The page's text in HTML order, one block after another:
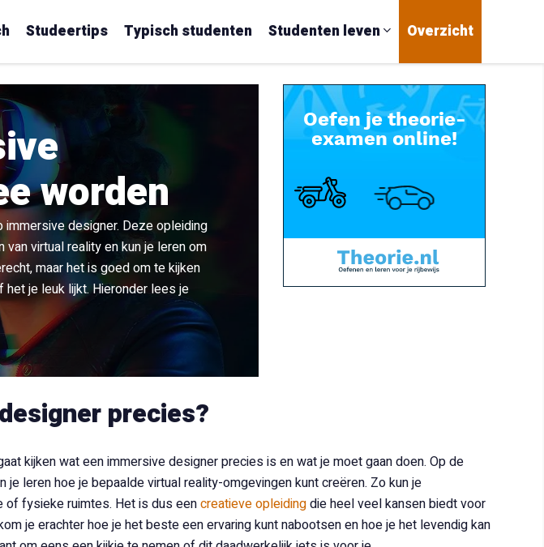
Studeertips Typisch studenten Studenten leven Overzicht
worden
designer. Deze opleiding
virtual reality en kun je leren om
maar het is goed om te kijken
je leuk lijkt. Hieronder lees je
precies?
kijken wat een immersive designer precies is en wat je moet gaan doen. Op de
je leren hoe je bepaalde virtual reality-omgevingen kunt creëren. Zo kun je
of fysieke ruimtes. Het is dus eencreatieve opleidingdie heel veel kansen biedt voor
je erachter hoe je het beste een ervaring kunt nabootsen en hoe je het levendig kan